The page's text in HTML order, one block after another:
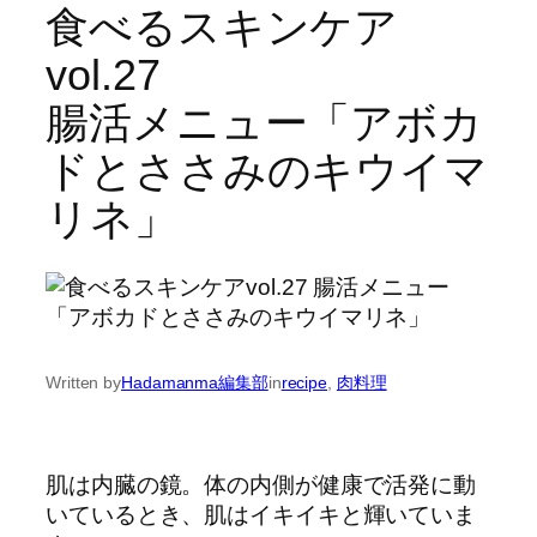
食べるスキンケア
vol.27
腸活メニュー「アボカ
ドとささみのキウイマ
リネ」
Written byHadamanma編集部inrecipe 肉料理
肌は内臓の鏡。体の内側が健康で活発に動
いているとき、肌はイキイキと輝いていま